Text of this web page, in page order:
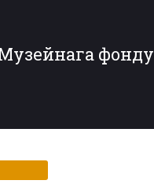
фонду